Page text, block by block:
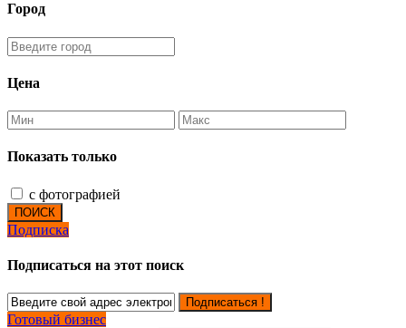
Город
Цена
Показать только
с фотографией
ПОИСК
Подписка
Подписаться на этот поиск
Подписаться !
Готовый бизнес